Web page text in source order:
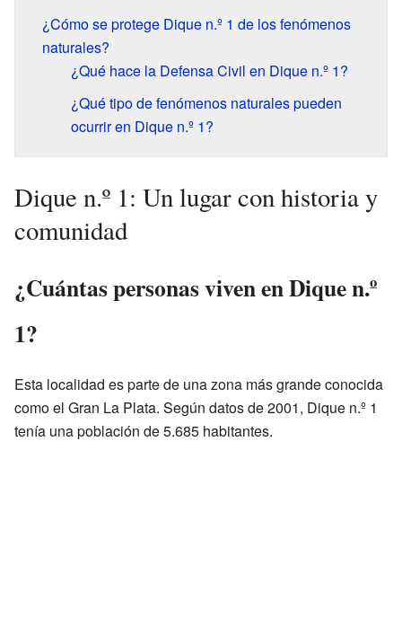
¿Cómo se protege Dique n.º 1 de los fenómenos
naturales?
¿Qué hace la Defensa Civil en Dique n.º 1?
¿Qué tipo de fenómenos naturales pueden
ocurrir en Dique n.º 1?
Dique n.º 1: Un lugar con historia y
comunidad
¿Cuántas personas viven en Dique n.º
1?
Esta localidad es parte de una zona más grande conocida
como el Gran La Plata. Según datos de 2001, Dique n.º 1
tenía una población de 5.685 habitantes.